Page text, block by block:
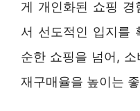
게 개인화된 쇼핑 경
서 선도적인 입지를
순한 쇼핑을 넘어,
재구매율을 높이는